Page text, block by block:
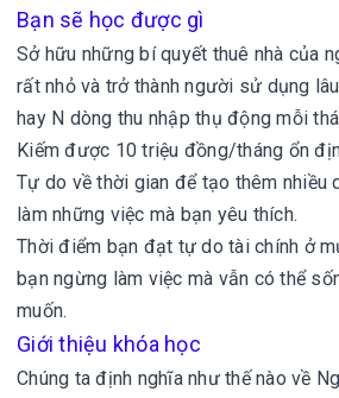
Bạn sẽ học được gì
Sở hữu những bí quyết thuê nhà của
rất nhỏ và trở thành người sử dụng
hay N dòng thu nhập thụ động mỗi
Kiếm được 10 triệu đồng/tháng ổn
Tự do về thời gian để tạo thêm nhiều
làm những việc mà bạn yêu thích.
Thời điểm bạn đạt tự do tài chính ở
bạn ngừng làm việc mà vẫn có thể
muốn.
Giới thiệu khóa học
Chúng ta định nghĩa như thế nào về